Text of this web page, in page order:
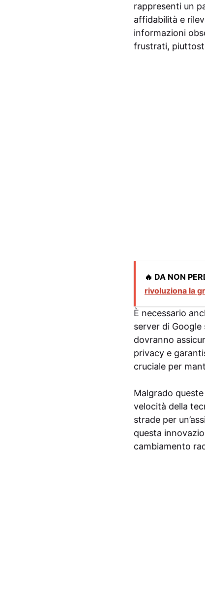
rappresenti un
affidabilità e
informazioni
frustrati,
🔥 DA NON
rivoluziona la
È necessario
server di
dovranno
privacy e
cruciale per
Malgrado
velocità della
strade per
questa
cambiamento